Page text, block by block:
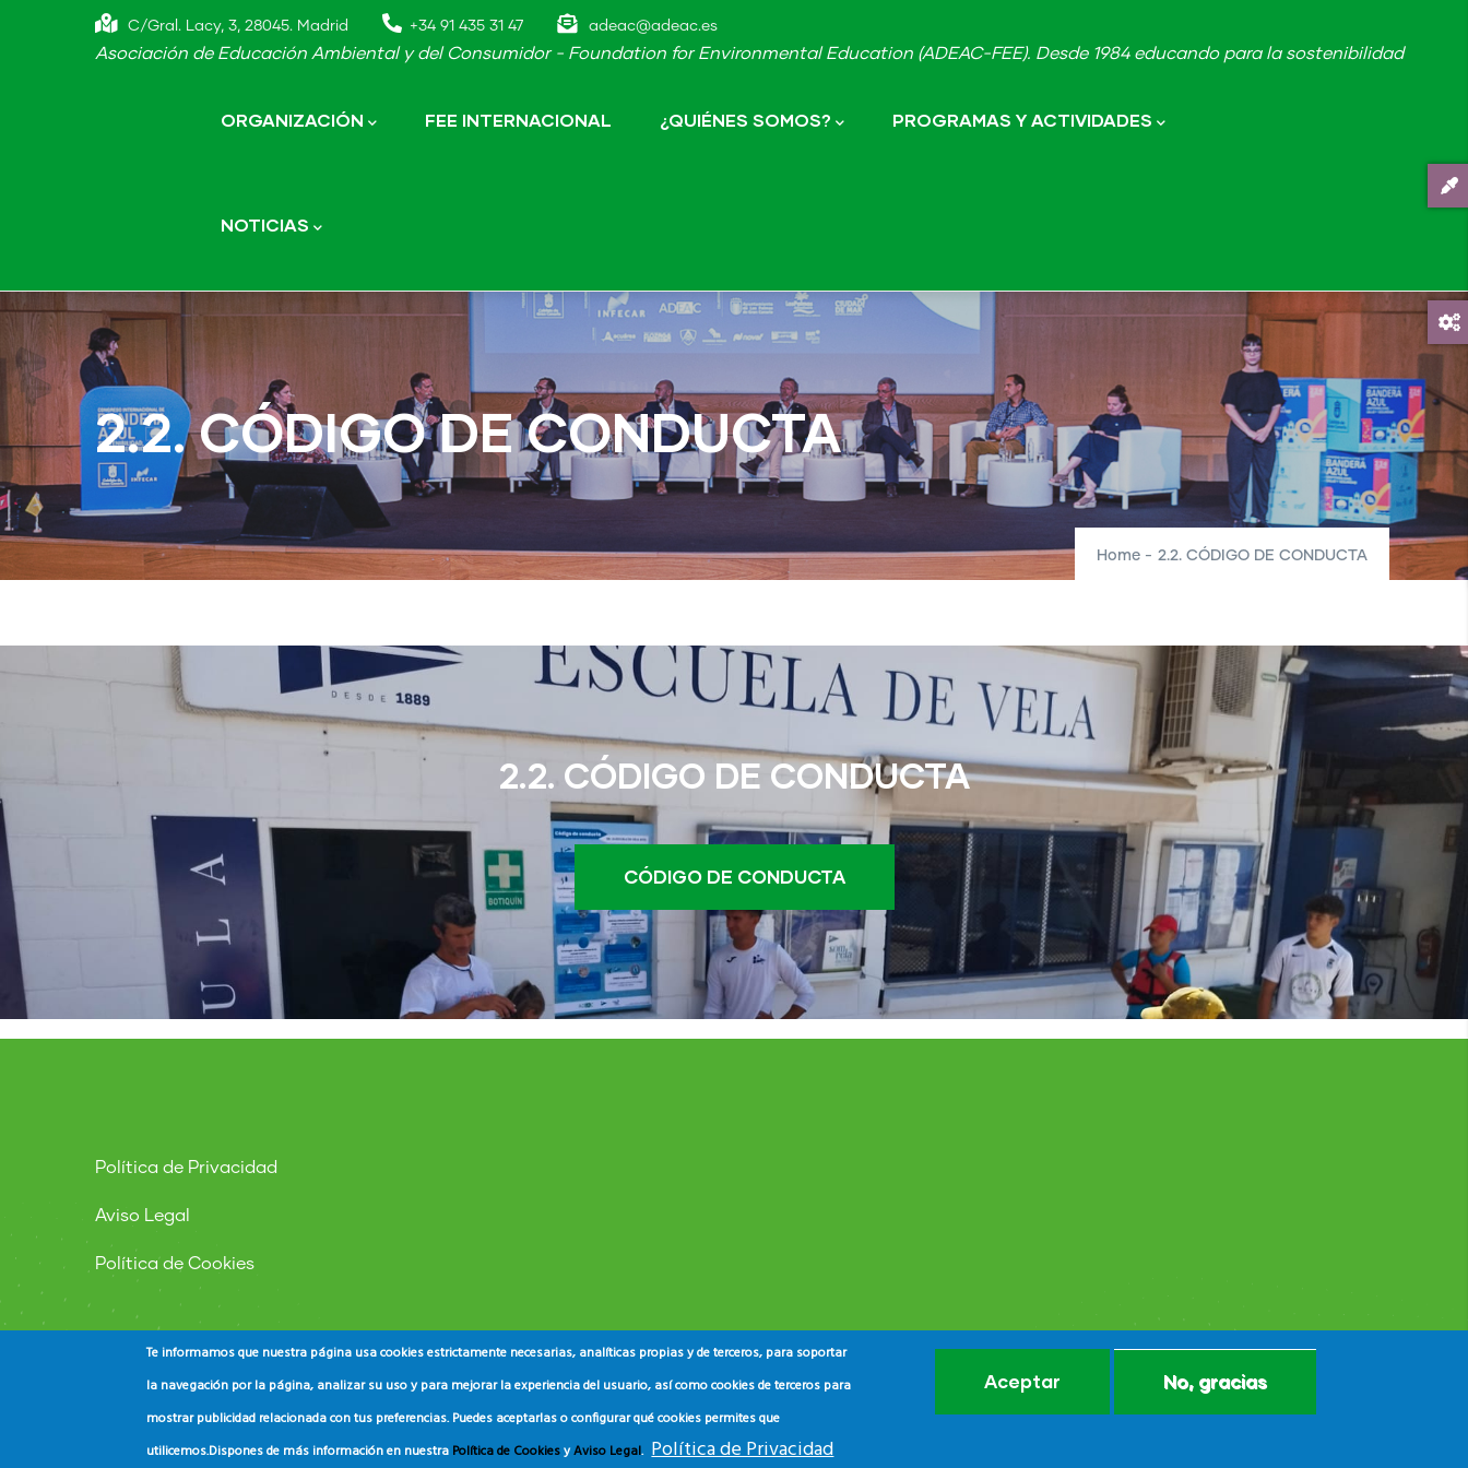
C/Gral. Lacy, 3, 28045. Madrid +34 91 435 31 47 adeac@adeac.es
Asociación de Educación Ambiental y del Consumidor - Foundation for Environmental Education (ADEAC-FEE). Desde 1984 educando para la sostenibilidad
navigation
ORGANIZACIÓN FEE INTERNACIONAL ¿QUIÉNES SOMOS? PROGRAMAS Y ACTIVIDADES
NOTICIAS
2.2. CÓDIGO DE CONDUCTA
Home - 2.2. CÓDIGO DE CONDUCTA
2.2. CÓDIGO DE CONDUCTA
CÓDIGO DE CONDUCTA
Política de Privacidad
Aviso Legal
Política de Cookies
© Copyright ADEAC2023. All Rights Reserved.
Te informamos que nuestra página usa cookies estrictamente necesarias, analíticas propias y de terceros, para soportar
la navegación por la página, analizar su uso y para mejorar la experiencia del usuario, así como cookies de terceros para
mostrar publicidad relacionada con tus preferencias. Puedes aceptarlas o configurar qué cookies permites que
utilicemos.Dispones de más información en nuestra Política de CookiesyAviso Legal. Política de Privacidad
Aceptar No, gracias